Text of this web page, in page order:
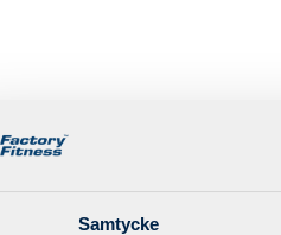
Samtycke